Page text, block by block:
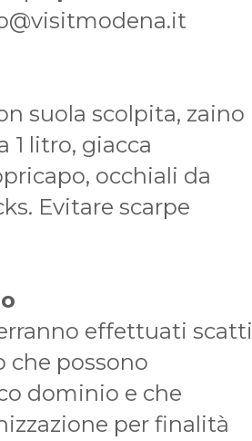
suola scolpita, zaino
1 litro, giacca
occhiali da
Evitare scarpe
effettuati scatti
che possono
dominio e che
per finalità